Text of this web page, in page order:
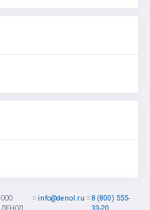
ООО
ДЕНОЛ
≡info@denol.ru ≡8 (800) 555-
33-20